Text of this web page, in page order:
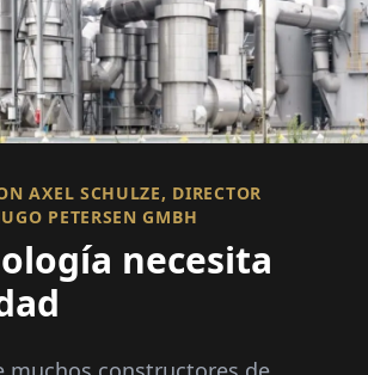
AXEL SCHULZE, DIRECTOR
PETERSEN GMBH
necesita